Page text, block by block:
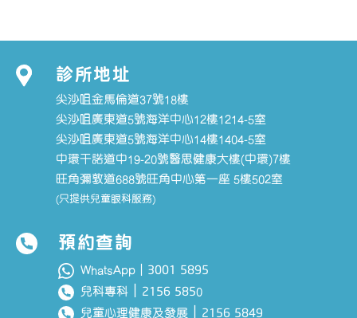
診所地址
尖沙咀金馬倫道37號18樓
尖沙咀廣東道5號海洋中心12樓1214-5室
尖沙咀廣東道5號海洋中心14樓1404-5室
中環干諾道中19-20號醫思健康大樓(中環)7樓
旺角彌敦道688號旺角中心第一座 5樓502室
(只提供兒童眼科服務)
預約查詢
WhatsApp｜ 3001 5895
兒科專科 2156 5850
兒童心理健康及發展
2156 5849